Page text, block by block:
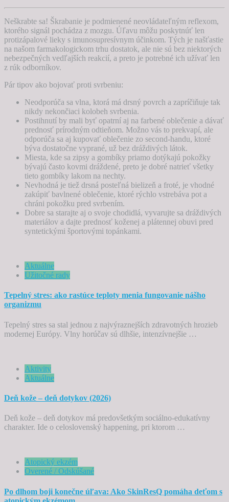
Neškrabte sa! Škrabanie je podmienené neovládateľným reflexom,
ktorého signál pochádza z mozgu. Úľavu môžu poskytnúť len
protizápalové lieky s imunosupresívnym účinkom. Tých je našťastie
na našom farmakologickom trhu dostatok, ale nie sú bez niektorých
nebezpečných vedľajších reakcií, a preto je potrebné ich užívať len
z rúk odborníkov.
Pár tipov ako bojovať proti svrbeniu:
Neodporúča sa vlna, ktorá má drsný povrch a zapríčiňuje tak
nikdy nekončiaci kolobeh svrbenia.
Postihnutí by mali byť opatrní aj na farbené oblečenie a dávať
prednosť prírodným odtieňom. Možno vás to prekvapí, ale
odporúča sa aj kupovať oblečenie zo second-handu, ktoré
býva dostatočne vyprané, už bez dráždivých látok.
Miesta, kde sa zipsy a gombíky priamo dotýkajú pokožky
bývajú často kovmi dráždené, preto je dobré natrieť všetky
tieto gombíky lakom na nechty.
Nevhodná je tiež drsná posteľná bielizeň a froté, je vhodné
zakúpiť bavlnené oblečenie, ktoré rýchlo vstrebáva pot a
chráni pokožku pred svrbením.
Dobre sa starajte aj o svoje chodidlá, vyvarujte sa dráždivých
materiálov a dajte prednosť koženej a plátennej obuvi pred
syntetickými športovými topánkami.
Aktuálne
Užitočné rady
Tepelný stres: ako rastúce teploty menia fungovanie nášho
organizmu
Tepelný stres sa stal jednou z najvýraznejších zdravotných hrozieb
modernej Európy. Vlny horúčav sú dlhšie, intenzívnejšie …
Aktivity
Aktuálne
Deň kože – deň dotykov (2026)
Deň kože – deň dotykov má predovšetkým sociálno-edukatívny
charakter. Ide o celoslovenský happening, pri ktorom …
Atopický ekzém
Overené / Odskúšané
Po dlhom boji konečne úľava: Ako SkinResQ pomáha deťom s